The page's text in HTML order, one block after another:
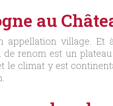
au
appellation village.
renom est un
le climat y est